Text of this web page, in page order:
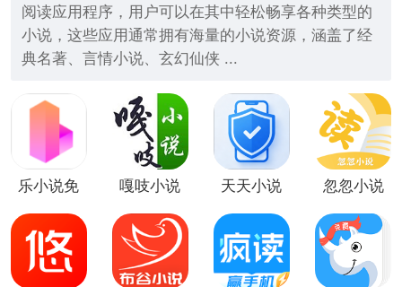
阅读应用程序，用户可以在其中轻松畅享各种类型的
小说，这些应用通常拥有海量的小说资源，涵盖了经
典名著、言情小说、玄幻仙侠 ...
乐小说免
嘎吱小说 天天小说 忽忽小说